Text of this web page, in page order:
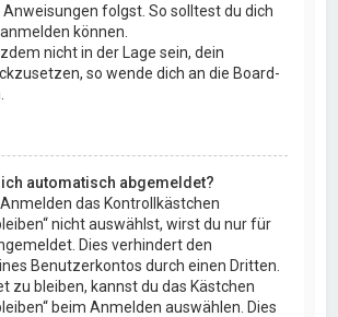
folgst. So solltest du dich
können.
nicht in der Lage sein, dein
so wende dich an die Board-
automatisch abgemeldet?
das Kontrollkästchen
nicht auswählst, wirst du nur für
Dies verhindert den
Benutzerkontos durch einen Dritten.
zu bleiben, kannst du das Kästchen
beim Anmelden auswählen. Dies